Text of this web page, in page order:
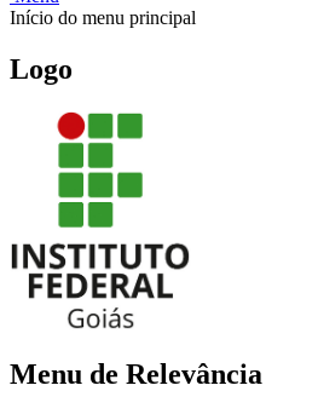
Início do menu principal
Logo
Menu de Relevância